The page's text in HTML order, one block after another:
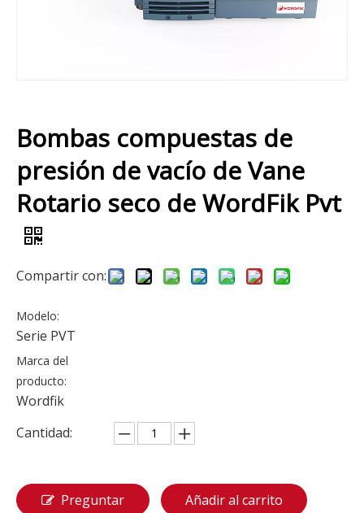
Bombas compuestas de
presión de vacío de Vane
Rotario seco de WordFik Pvt
Compartir con:
Modelo:
Serie PVT
Marca del
producto:
Wordfik
Cantidad:
Preguntar Añadir al carrito